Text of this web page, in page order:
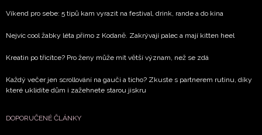
informace od našich partnerů? Pokud souhlasíte se
soukromí BurdaMedia Extra s.r.o., zaškrtněte toto pole.
Víkend pro sebe: 5 tipů kam vyrazit na festival, drink, rande a do kina
Nejvíc cool žabky léta přímo z Kodaně. Zakrývají palec a mají kitten heel
Kreatin po třicítce? Pro ženy může mít větší význam, než se zdá
Každý večer jen scrollování na gauči a ticho? Zkuste s partnerem rutinu, díky
které uklidíte dům i zažehnete starou jiskru
DOPORUČENÉ ČLÁNKY